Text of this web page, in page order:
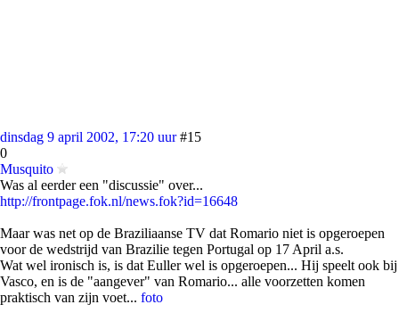
dinsdag 9 april 2002, 17:20 uur #15
0
Musquito
Was al eerder een "discussie" over...
http://frontpage.fok.nl/news.fok?id=16648
Maar was net op de Braziliaanse TV dat Romario niet is opgeroepen
voor de wedstrijd van Brazilie tegen Portugal op 17 April a.s.
Wat wel ironisch is, is dat Euller wel is opgeroepen... Hij speelt ook bij
Vasco, en is de "aangever" van Romario... alle voorzetten komen
praktisch van zijn voet... foto